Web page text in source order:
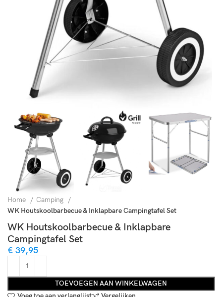
Home
Camping
WK Houtskoolbarbecue & Inklapbare Campingtafel Set
WK Houtskoolbarbecue & Inklapbare
Campingtafel Set
€ 39,95
TOEVOEGEN AAN WINKELWAGEN